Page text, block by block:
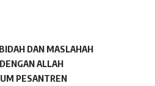
DAN MASLAHAH
ALLAH
PESANTREN